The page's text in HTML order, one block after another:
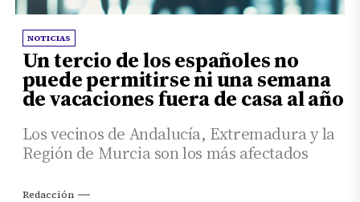
NOTICIAS
Un tercio de los españoles no
puede permitirse ni una semana
de vacaciones fuera de casa al año
Los vecinos de Andalucía, Extremadura y la
Región de Murcia son los más afectados
Redacción